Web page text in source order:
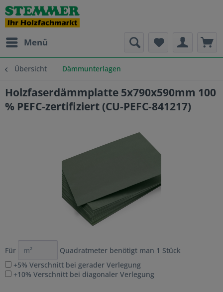
Menü
Übersicht Dämmunterlagen
Holzfaserdämmplatte 5x790x590mm 100
% PEFC-zertifiziert (CU-PEFC-841217)
Für Quadratmeter benötigt man 1 Stück
+5% Verschnitt bei gerader Verlegung
+10% Verschnitt bei diagonaler Verlegung